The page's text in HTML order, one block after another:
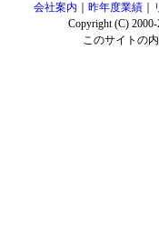
会社案内
昨年度業績
Copyright (C)
このサイトの